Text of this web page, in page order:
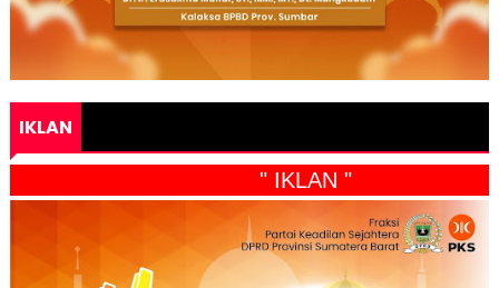
IKLAN
" IKLAN "